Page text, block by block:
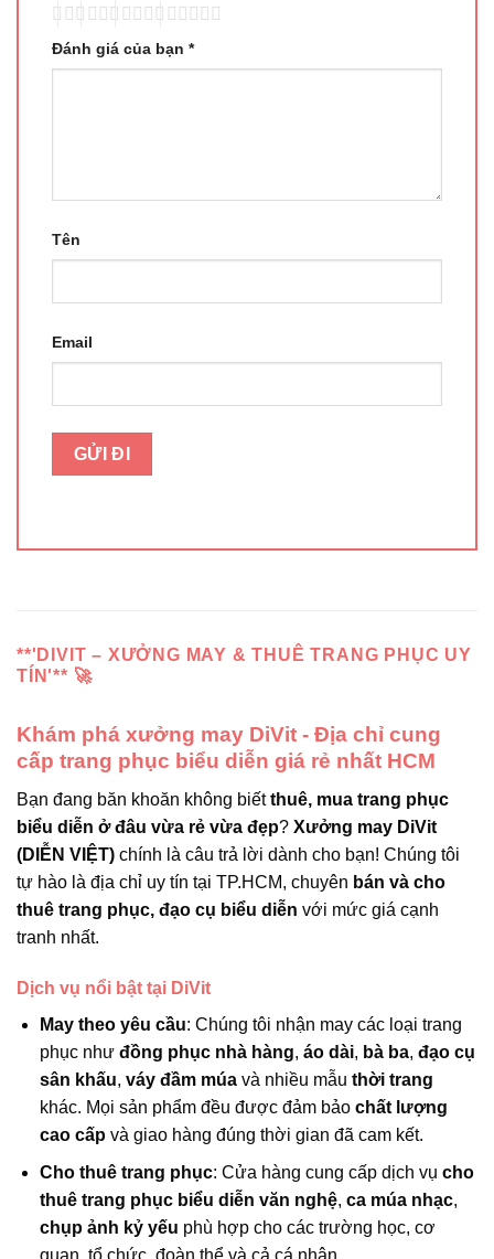
Đánh giá của bạn *
Tên
Email
**'DIVIT – XƯỞNG MAY & THUÊ TRANG PHỤC UY
TÍN'** 🚀
Khám phá xưởng may DiVit - Địa chỉ cung
cấp trang phục biểu diễn giá rẻ nhất HCM
Bạn đang băn khoăn không biếtthuê, mua trang phục
biểu diễn ở đâu vừa rẻ vừa đẹp? Xưởng may DiVit
(DIỄN VIỆT) chính là câu trả lời dành cho bạn! Chúng tôi
tự hào là địa chỉ uy tín tại TP.HCM, chuyên bán và cho
thuê trang phục, đạo cụ biểu diễn với mức giá cạnh
tranh nhất.
Dịch vụ nổi bật tại DiVit
May theo yêu cầu: Chúng tôi nhận may các loại trang
phục như đồng phục nhà hàng, áo dài, bà ba, đạo cụ
sân khấu, váy đầm múavà nhiều mẫu thời trang
khác. Mọi sản phẩm đều được đảm bảo chất lượng
cao cấpvà giao hàng đúng thời gian đã cam kết.
Cho thuê trang phục: Cửa hàng cung cấp dịch vụ cho
thuê trang phục biểu diễn văn nghệ, ca múa nhạc,
chụp ảnh kỷ yếu phù hợp cho các trường học, cơ
quan, tổ chức, đoàn thể và cả cá nhân.